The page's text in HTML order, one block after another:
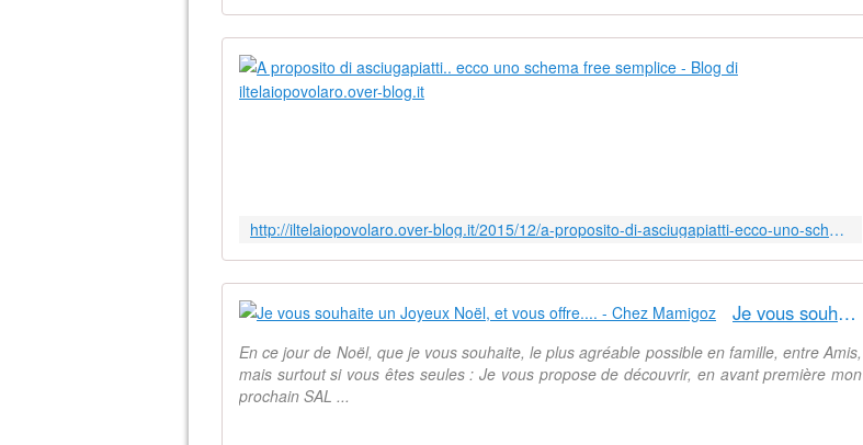
http://iltelaiopovolaro.over-blog.it/2015/12/a-proposito-di-asciugapiatti-ecco-uno-schema-semplice.html?utm_source=_ob_email&utm_medium=_ob_notification&utm_campaign=_ob_pushmail
Je vous souhaite un Joyeux Noël, et vous offre.... - Chez Mamigoz
En ce jour de Noël, que je vous souhaite, le plus agréable possible en famille, entre Amis,
mais surtout si vous êtes seules : Je vous propose de découvrir, en avant première mon
prochain SAL ...